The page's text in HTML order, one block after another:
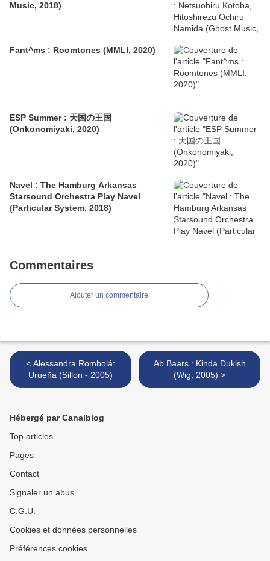
Music, 2018)
Fant^ms : Roomtones (MMLI, 2020)
ESP Summer : 天国の王国
(Onkonomiyaki, 2020)
Navel : The Hamburg Arkansas
Starsound Orchestra Play Navel
(Particular System, 2018)
Commentaires
Ajouter un commentaire
< Alessandra Rombolá:
Urueña (Sillon - 2005)
Ab Baars : Kinda Dukish
(Wig, 2005) >
Hébergé par Canalblog
Top articles
Pages
Contact
Signaler un abus
C.G.U.
Cookies et données personnelles
Préférences cookies